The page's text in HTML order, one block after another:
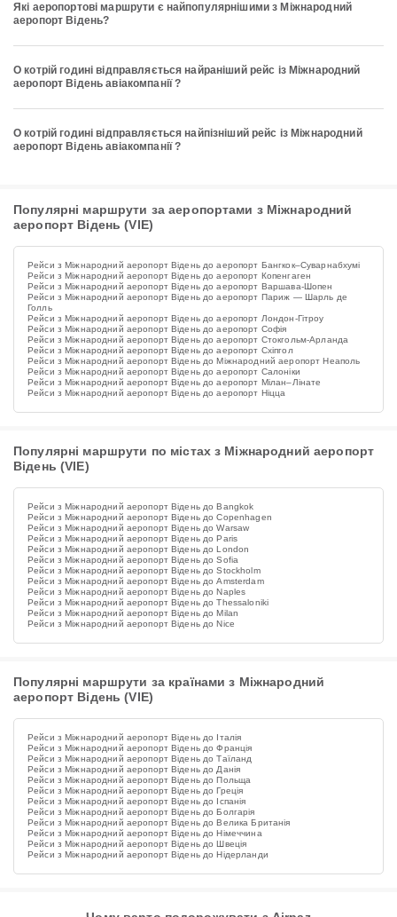
Які аеропортові маршрути є найпопулярнішими з Міжнародний
аеропорт Відень?
О котрій годині відправляється найраніший рейс із Міжнародний
аеропорт Відень авіакомпанії ?
О котрій годині відправляється найпізніший рейс із Міжнародний
аеропорт Відень авіакомпанії ?
Популярні маршрути за аеропортами з Міжнародний
аеропорт Відень (VIE)
Рейси з Міжнародний аеропорт Відень до аеропорт Бангкок–Суварнабхумі
Рейси з Міжнародний аеропорт Відень до аеропорт Копенгаген
Рейси з Міжнародний аеропорт Відень до аеропорт Варшава-Шопен
Рейси з Міжнародний аеропорт Відень до аеропорт Париж — Шарль де
Голль
Рейси з Міжнародний аеропорт Відень до аеропорт Лондон-Гітроу
Рейси з Міжнародний аеропорт Відень до аеропорт Софія
Рейси з Міжнародний аеропорт Відень до аеропорт Стокгольм-Арланда
Рейси з Міжнародний аеропорт Відень до аеропорт Схіпгол
Рейси з Міжнародний аеропорт Відень до Міжнародний аеропорт Неаполь
Рейси з Міжнародний аеропорт Відень до аеропорт Салоніки
Рейси з Міжнародний аеропорт Відень до аеропорт Мілан–Лінате
Рейси з Міжнародний аеропорт Відень до аеропорт Ніцца
Популярні маршрути по містах з Міжнародний аеропорт
Відень (VIE)
Рейси з Міжнародний аеропорт Відень до Bangkok
Рейси з Міжнародний аеропорт Відень до Copenhagen
Рейси з Міжнародний аеропорт Відень до Warsaw
Рейси з Міжнародний аеропорт Відень до Paris
Рейси з Міжнародний аеропорт Відень до London
Рейси з Міжнародний аеропорт Відень до Sofia
Рейси з Міжнародний аеропорт Відень до Stockholm
Рейси з Міжнародний аеропорт Відень до Amsterdam
Рейси з Міжнародний аеропорт Відень до Naples
Рейси з Міжнародний аеропорт Відень до Thessaloniki
Рейси з Міжнародний аеропорт Відень до Milan
Рейси з Міжнародний аеропорт Відень до Nice
Популярні маршрути за країнами з Міжнародний
аеропорт Відень (VIE)
Рейси з Міжнародний аеропорт Відень до Італія
Рейси з Міжнародний аеропорт Відень до Франція
Рейси з Міжнародний аеропорт Відень до Таїланд
Рейси з Міжнародний аеропорт Відень до Данія
Рейси з Міжнародний аеропорт Відень до Польща
Рейси з Міжнародний аеропорт Відень до Греція
Рейси з Міжнародний аеропорт Відень до Іспанія
Рейси з Міжнародний аеропорт Відень до Болгарія
Рейси з Міжнародний аеропорт Відень до Велика Британія
Рейси з Міжнародний аеропорт Відень до Німеччина
Рейси з Міжнародний аеропорт Відень до Швеція
Рейси з Міжнародний аеропорт Відень до Нідерланди